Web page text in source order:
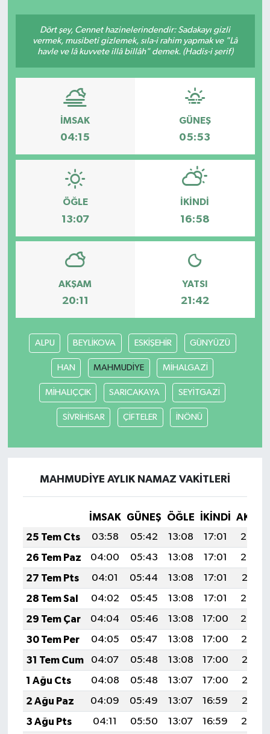
Dört şey, Cennet hazinelerindendir: Sadakayı gizli
vermek, musibeti gizlemek, sıla-i rahim yapmak ve "Lâ
havle ve lâ kuvvete illâ billâh" demek. (Hadis-i şerif)
İMSAK
04:15
GÜNEŞ
05:53
ÖĞLE
13:07
İKINDI
16:58
AKŞAM
20:11
YATSI
21:42
ALPU BEYLİKOVA ESKİŞEHİR GÜNYÜZÜ
HAN MAHMUDİYE MİHALGAZİ
MİHALIÇÇIK SARICAKAYA SEYİTGAZİ
SİVRİHİSAR ÇİFTELER İNÖNÜ
MAHMUDİYE AYLIK NAMAZ VAKITLERI
İMSAK GÜNEŞ ÖĞLE İKINDI
25 Tem Cts
03:58 05:42 13:08 17:01
20:23
26 Tem Paz
04:00 05:43 13:08 17:01
20:22
27 Tem Pts
04:01 05:44 13:08 17:01
20:21
28 Tem Sal
04:02 05:45 13:08 17:01
20:20
29 Tem Çar
04:04 05:46 13:08 17:00
20:20
30 Tem Per
04:05 05:47 13:08 17:00
20:19
31 Tem Cum
04:07 05:48 13:08 17:00
20:18
1 Ağu Cts
04:08 05:48 13:07 17:00
20:17
2 Ağu Paz
04:09 05:49 13:07 16:59
20:16
3 Ağu Pts
04:11 05:50 13:07 16:59
20:14
Spor
Türkiye